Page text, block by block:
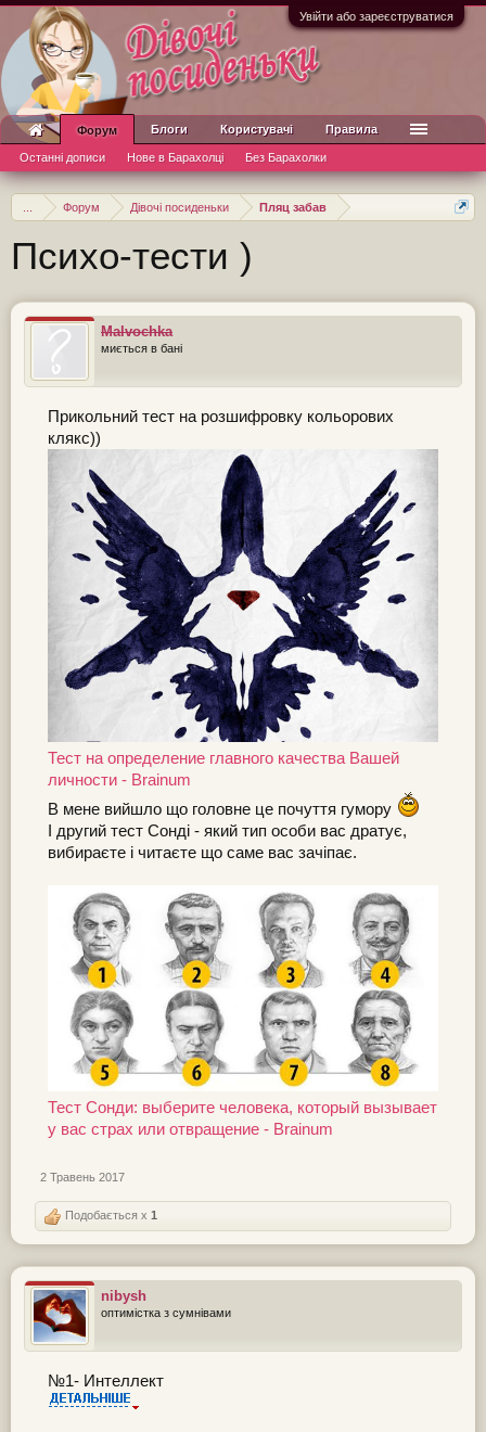
Увійти або зареєструватися
Форум Дівочі посиденьки Пляц забав
Психо-тести )
Malvochka
миється в бані
Прикольний тест на розшифровку кольорових
клякс))
Тест на определение главного качества Вашей
личности - Brainum
В мене вийшло що головне це почуття гумору
І другий тест Сонді - який тип особи вас дратує,
вибираєте і читаєте що саме вас зачіпає.
Тест Сонди: выберите человека, который вызывает
у вас страх или отвращение - Brainum
2 Травень 2017
Подобається x 1
nibysh
оптимістка з сумнівами
№1- Интеллект
Форум
Останні дописи Нове в Барахолці Без Барахолки
Блоги Користувачі Правила